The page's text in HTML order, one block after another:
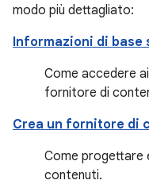
modo più dettagliato:
Informazioni di
Come accedere
fornitore di
Crea un fornitore di
Come progettare
contenuti.